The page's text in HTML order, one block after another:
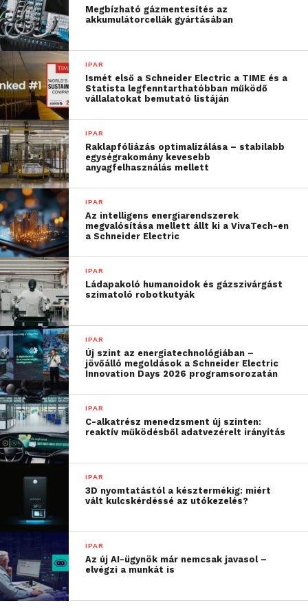
További friss híreket talál a
Csatlakozzon hozzánk aFacebookonis!
Megbízható gázmentesítés az
akkumulátorcellák gyártásában
IPAR
Ismét első a Schneider Electric a TIME és a
Statista legfenntarthatóbban működő
vállalatokat bemutató listáján
IPAR
Raklapfóliázás optimalizálása – stabilabb
egységrakomány kevesebb
anyagfelhasználás mellett
IPAR
Az intelligens energiarendszerek
megvalósítása mellett állt ki a VivaTech-en
a Schneider Electric
IPAR
Ládapakoló humanoidok és gázszivárgást
szimatoló robotkutyák
IPAR
Új szint az energiatechnológiában –
jövőálló megoldások a Schneider Electric
Innovation Days 2026 programsorozatán
IPAR
C-alkatrész menedzsment új szinten:
reaktív működésből adatvezérelt irányítás
IPAR
3D nyomtatástól a késztermékig: miért
vált kulcskérdéssé az utókezelés?
IPAR
Az új AI-ügynök már nemcsak javasol –
elvégzi a munkát is